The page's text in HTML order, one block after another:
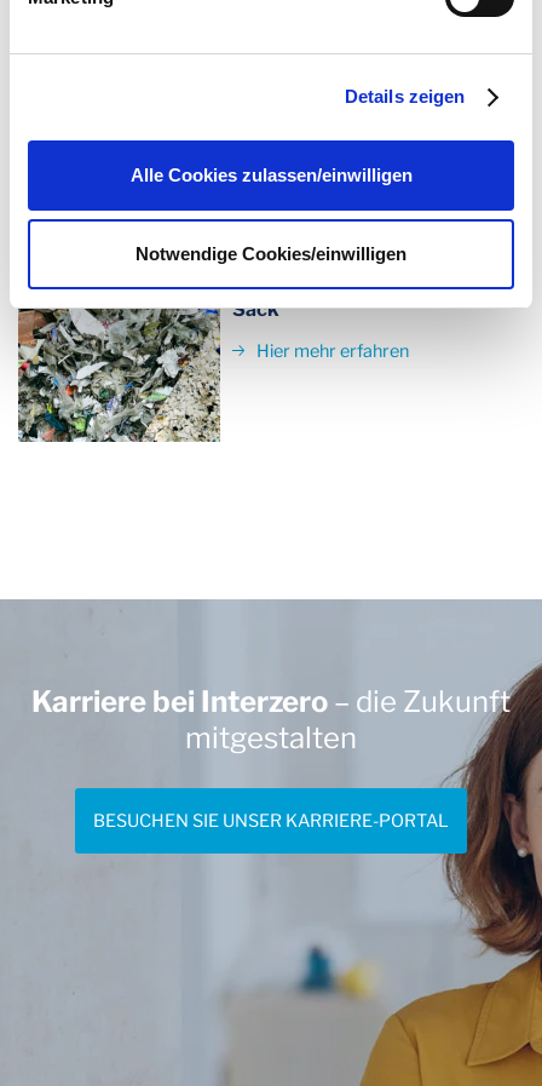
dabei an externe Server übertragen. Über den
datenschutz@interzero.dejederzeit
widerrufen. Näheres dazu erfahren Sie in unserer
Datenschutzerklärung.
Details zeigen
Alle Cookies zulassen/einwilligen
Notwendige Cookies/einwilligen
PP-Regranulat
Lebensmitteltaugliche
Rezyklate aus dem gelben
Sack
Hier mehr erfahren
Karriere bei Interzero – die Zukunft
mitgestalten
BESUCHEN SIE UNSER KARRIERE-PORTAL